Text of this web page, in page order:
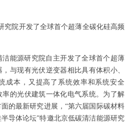
院开发了全球首个超薄全碳化硅高频
能源研究院自主开发了全球首个超薄
与现有光伏逆变器相比具有体积小、
成本，又提高了系统效率和系统安全
的光伏建筑一体化电气系统。为了解
的最新研究进展，“第六届国际碳材料
导体论坛”特邀北京低碳清洁能源研究